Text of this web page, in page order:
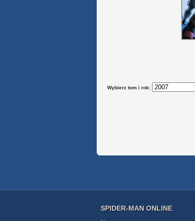
Wybierz tom i rok:
SPIDER-MAN ONLINE